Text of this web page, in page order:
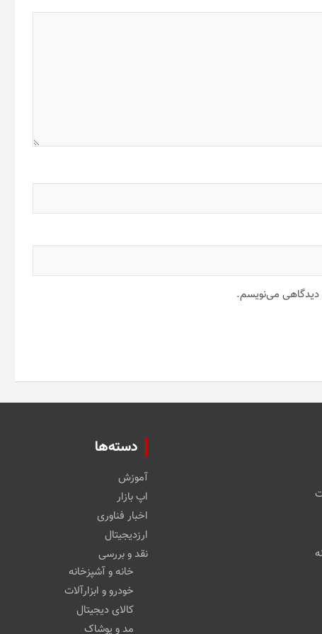
دیدگاهی می‌نویسم.
دسته‌ها
آموزش
اپ بازار
اخبار فناوری
ارزدیجیتال
نقد و بررسی
خانه و آشپزخانه
خودرو و ابزارآلات
کالای دیجیتال
مد و پوشاک